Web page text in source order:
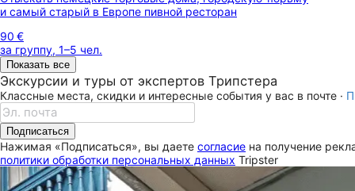
и самый старый в Европе пивной ресторан
90 €
за группу, 1–5 чел.
Показать все
Экскурсии и туры от экспертов Трипстера
Классные места, скидки и интересные события у вас в почте ·
Подписаться
Нажимая «Подписаться», вы даете согласие на получение
политики обработки персональных данных Tripster